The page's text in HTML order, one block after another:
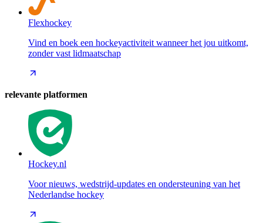
Flexhockey
Vind en boek een hockeyactiviteit wanneer het jou uitkomt,
zonder vast lidmaatschap
relevante platformen
Hockey.nl
Voor nieuws, wedstrijd-updates en ondersteuning van het
Nederlandse hockey